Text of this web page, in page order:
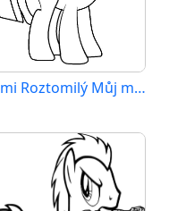
Velmi Roztomilý Můj malý Pony